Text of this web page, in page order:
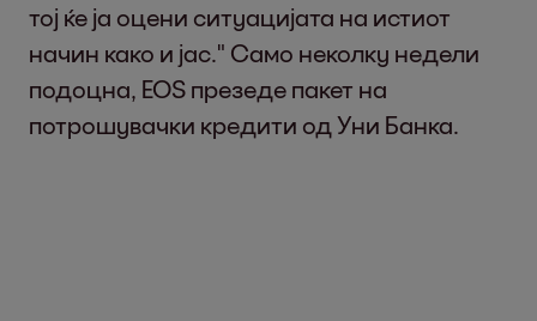
тој ќе ја оцени ситуацијата на истиот
начин како и јас." Само неколку недели
подоцна, EOS презеде пакет на
потрошувачки кредити од Уни Банка.